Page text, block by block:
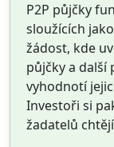
P2P půjčky
sloužících
žádost, kde
půjčky a
vyhodnotí
Investoři si
žadatelů